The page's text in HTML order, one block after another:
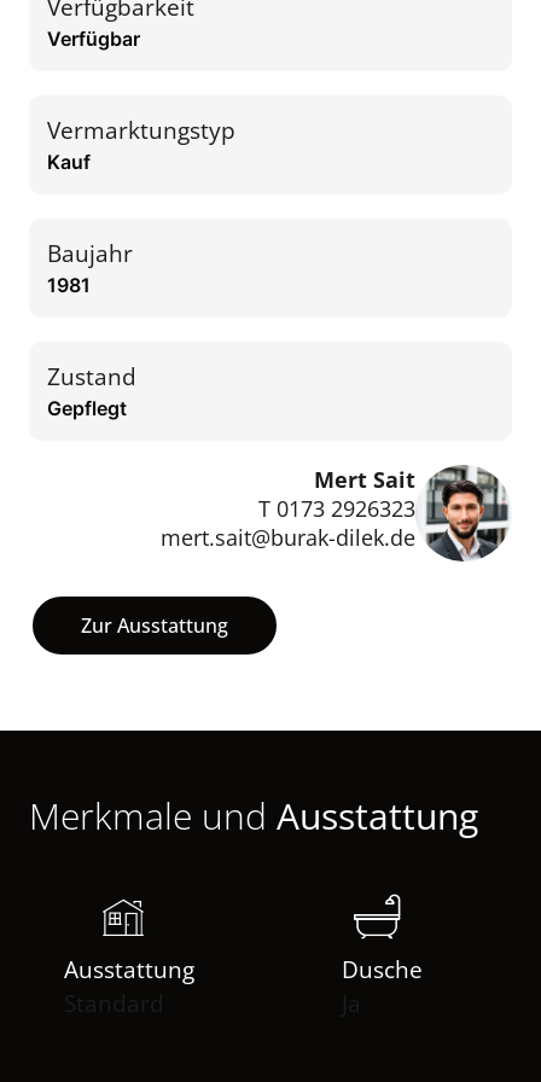
Mert Sait
T 0173 2926323
mert.sait@burak-dilek.de
Verfügbar
Vermarktungstyp
Kauf
Baujahr
1981
Zustand
Gepflegt
Zur Ausstattung
Merkmale und Ausstattung
Ausstattung
Standard
Dusche